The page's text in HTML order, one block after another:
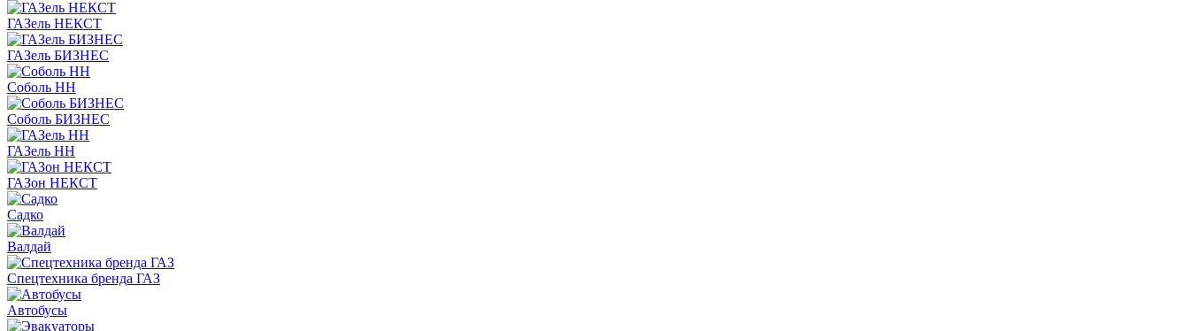
ГАЗель НЕКСТ
ГАЗель БИЗНЕС
Соболь НН
Соболь БИЗНЕС
ГАЗель НН
ГАЗон НЕКСТ
Садко
Валдай
Спецтехника бренда ГАЗ
Автобусы